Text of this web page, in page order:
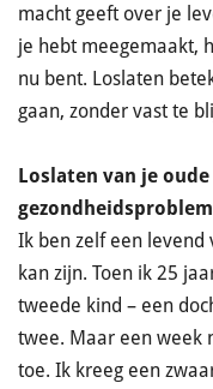
macht geeft over je
je hebt meegemaakt,
nu bent. Loslaten
gaan, zonder vast te
Loslaten van je
Ik ben zelf een levend
kan zijn. Toen ik 25
tweede kind – een
twee. Maar een week
toe. Ik kreeg een